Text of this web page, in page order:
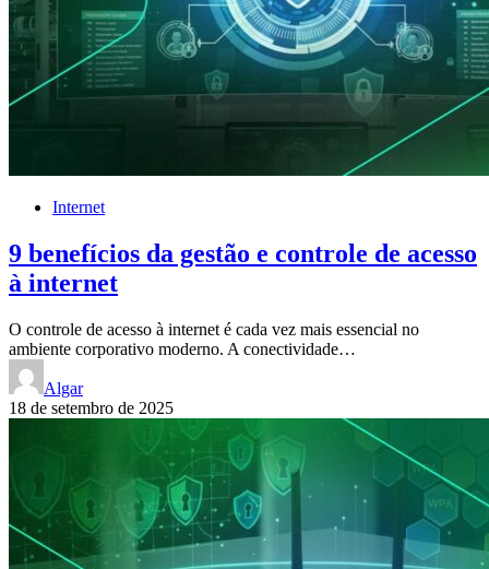
Internet
9 benefícios da gestão e controle de acesso
à internet
O controle de acesso à internet é cada vez mais essencial no
ambiente corporativo moderno. A conectividade…
Algar
18 de setembro de 2025